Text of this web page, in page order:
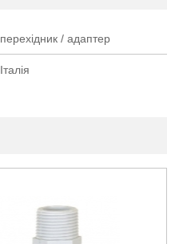
перехідник / адаптер
Італія